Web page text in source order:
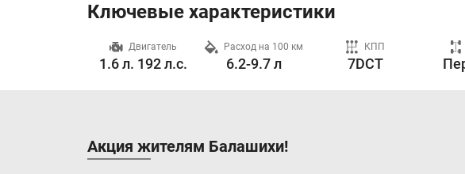
Ключевые характеристики
Двигатель
1.6 л. 192 л.с.
Расход на 100 км
6.2-9.7 л
КПП
7DCT
Акция жителям Балашихи!